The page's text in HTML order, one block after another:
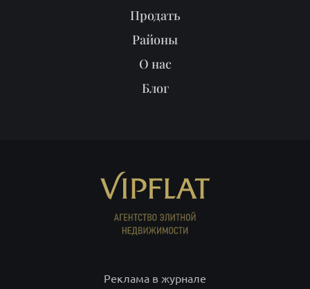
Продать
Районы
О нас
Блог
Реклама в журнале